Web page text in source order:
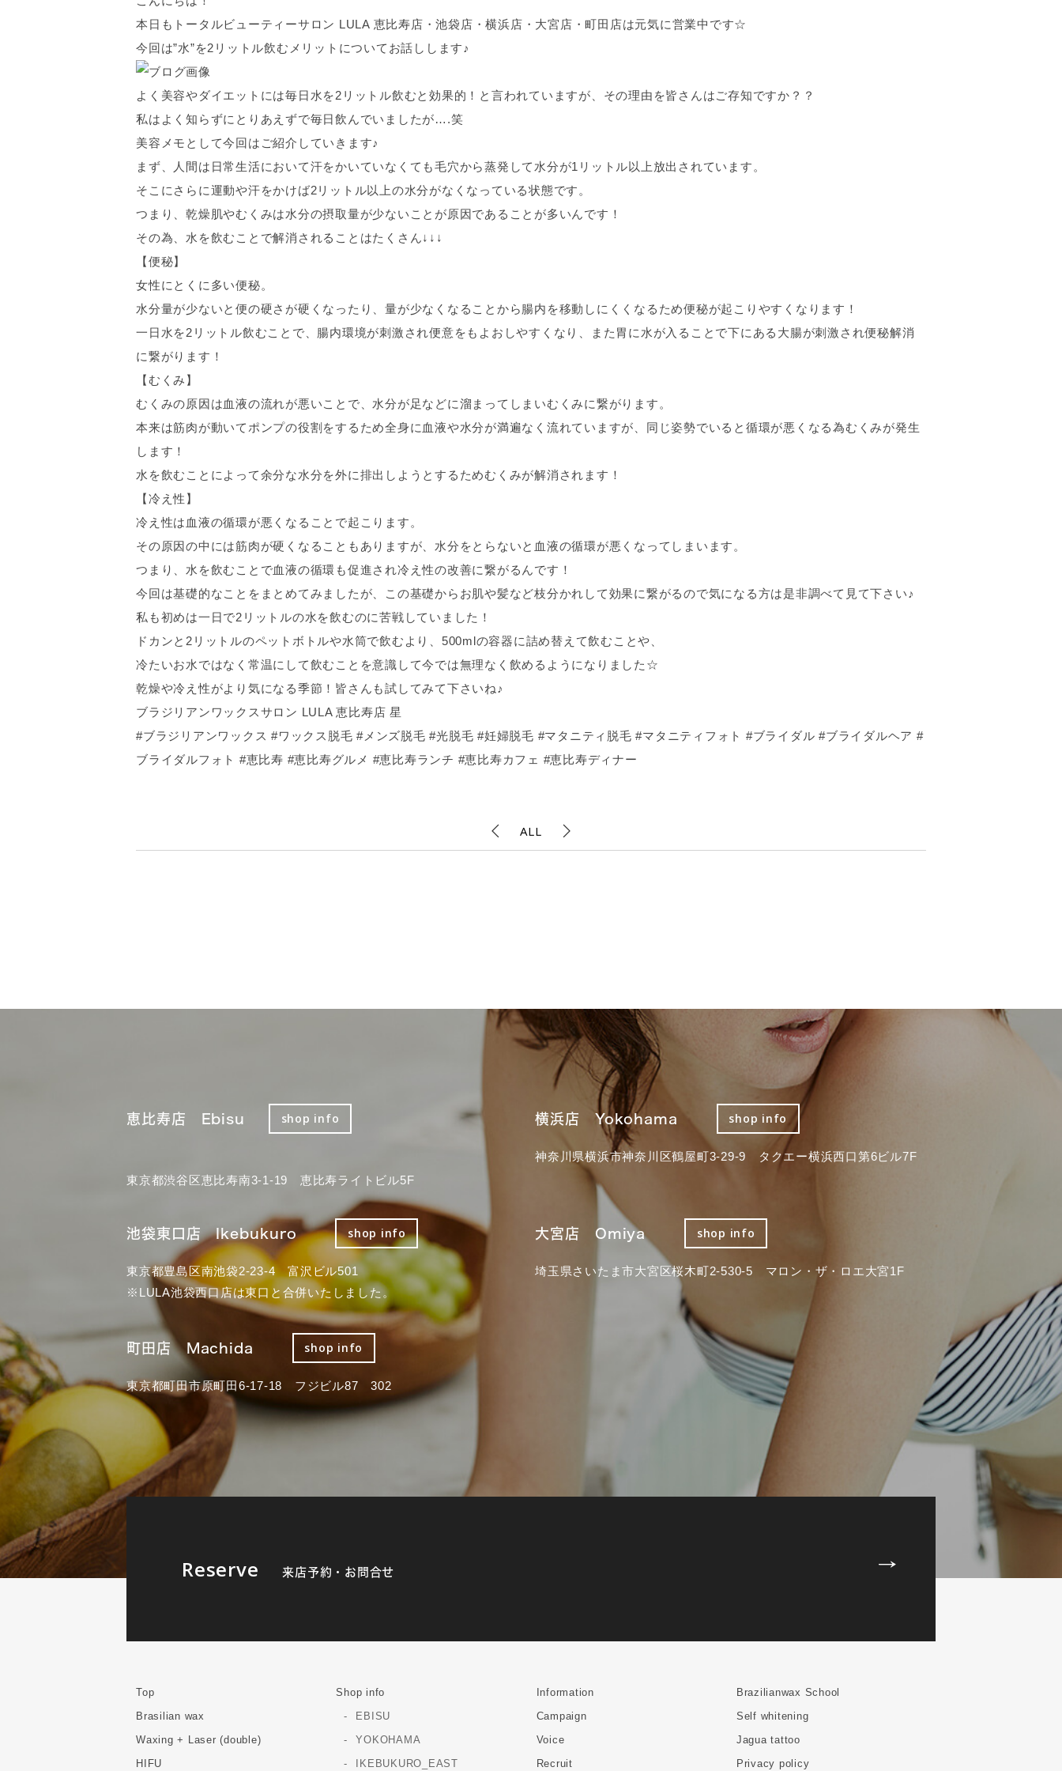
本日もトータルビューティーサロン LULA 恵比寿店・池袋店・横浜店・大宮店・町田店は元気に営業中です☆
今回は”水”を2リットル飲むメリットについてお話しします♪
よく美容やダイエットには毎日水を2リットル飲むと効果的！と言われていますが、その理由を皆さんはご存知ですか？？
私はよく知らずにとりあえずで毎日飲んでいましたが….笑
美容メモとして今回はご紹介していきます♪
まず、人間は日常生活において汗をかいていなくても毛穴から蒸発して水分が1リットル以上放出されています。
そこにさらに運動や汗をかけば2リットル以上の水分がなくなっている状態です。
つまり、乾燥肌やむくみは水分の摂取量が少ないことが原因であることが多いんです！
その為、水を飲むことで解消されることはたくさん↓↓↓
【便秘】
女性にとくに多い便秘。
水分量が少ないと便の硬さが硬くなったり、量が少なくなることから腸内を移動しにくくなるため便秘が起こりやすくなります！
一日水を2リットル飲むことで、腸内環境が刺激され便意をもよおしやすくなり、また胃に水が入ることで下にある大腸が刺激され便秘解消
に繋がります！
【むくみ】
むくみの原因は血液の流れが悪いことで、水分が足などに溜まってしまいむくみに繋がります。
本来は筋肉が動いてポンプの役割をするため全身に血液や水分が満遍なく流れていますが、同じ姿勢でいると循環が悪くなる為むくみが発生
します！
水を飲むことによって余分な水分を外に排出しようとするためむくみが解消されます！
【冷え性】
冷え性は血液の循環が悪くなることで起こります。
その原因の中には筋肉が硬くなることもありますが、水分をとらないと血液の循環が悪くなってしまいます。
つまり、水を飲むことで血液の循環も促進され冷え性の改善に繋がるんです！
今回は基礎的なことをまとめてみましたが、この基礎からお肌や髪など枝分かれして効果に繋がるので気になる方は是非調べて見て下さい♪
私も初めは一日で2リットルの水を飲むのに苦戦していました！
ドカンと2リットルのペットボトルや水筒で飲むより、500mlの容器に詰め替えて飲むことや、
冷たいお水ではなく常温にして飲むことを意識して今では無理なく飲めるようになりました☆
乾燥や冷え性がより気になる季節！皆さんも試してみて下さいね♪
ブラジリアンワックスサロン LULA 恵比寿店 星
#ブラジリアンワックス #ワックス脱毛 #メンズ脱毛 #光脱毛 #妊婦脱毛 #マタニティ脱毛 #マタニティフォト #ブライダル #ブライダルヘア #
ブライダルフォト #恵比寿 #恵比寿グルメ #恵比寿ランチ #恵比寿カフェ #恵比寿ディナー
ALL
恵比寿店 Ebisu shop info
東京都渋谷区恵比寿南3-1-19 恵比寿ライトビル5F
横浜店 Yokohama shop info
神奈川県横浜市神奈川区鶴屋町3-29-9 タクエー横浜西口第6ビル7F
池袋東口店 Ikebukuro shop info
東京都豊島区南池袋2-23-4 富沢ビル501
※LULA池袋西口店は東口と合併いたしました。
大宮店 Omiya shop info
埼玉県さいたま市大宮区桜木町2-530-5 マロン・ザ・ロエ大宮1F
町田店 Machida shop info
東京都町田市原町田6-17-18 フジビル87 302
Reserve 来店予約・お問合せ
Top
Brasilian wax
Waxing + Laser (double)
HIFU
Shop info
EBISU
YOKOHAMA
IKEBUKURO_EAST
Information
Campaign
Voice
Recruit
Brazilianwax School
Self whitening
Jagua tattoo
Privacy policy